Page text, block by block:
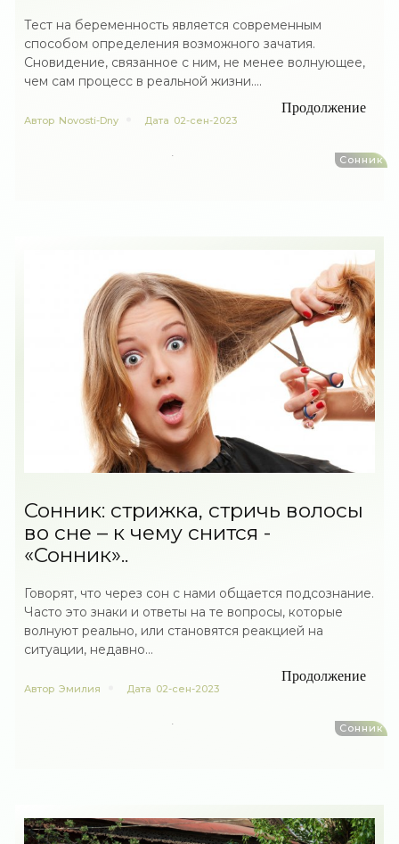
Тест на беременность является современным
способом определения возможного зачатия.
Сновидение, связанное с ним, не менее волнующее,
чем сам процесс в реальной жизни....
Продолжение
Автор Novosti-Dny Дата 02-сен-2023
Сонник
Сонник: стрижка, стричь волосы
во сне – к чему снится -
«Сонник»..
Говорят, что через сон с нами общается подсознание.
Часто это знаки и ответы на те вопросы, которые
волнуют реально, или становятся реакцией на
ситуации, недавно...
Продолжение
Автор Эмилия Дата 02-сен-2023
Сонник